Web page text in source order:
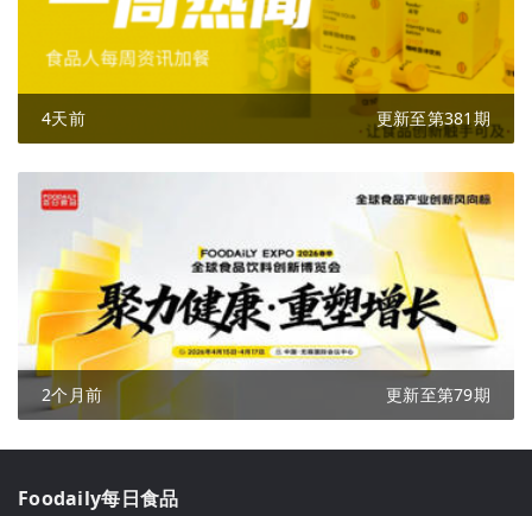
4天前 更新至第381期
2个月前 更新至第79期
Foodaily每日食品